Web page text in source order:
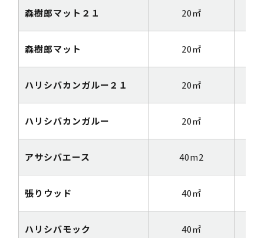
森樹郎マット２１ 20㎡
森樹郎マット 20㎡
ハリシバカンガルー２１ 20㎡
ハリシバカンガルー 20㎡
アサシバエース 40m2
張りウッド 40㎡
ハリシバモック 40㎡